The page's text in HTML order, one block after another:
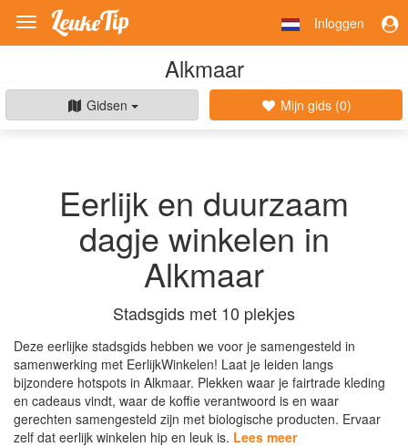
Toggle
navigation
Inloggen
Alkmaar
Gidsen Mijn gids (0)
Eerlijk en duurzaam
dagje winkelen in
Alkmaar
Stadsgids met 10 plekjes
Deze eerlijke stadsgids hebben we voor je samengesteld in
samenwerking met EerlijkWinkelen! Laat je leiden langs
bijzondere hotspots in Alkmaar. Plekken waar je fairtrade kleding
en cadeaus vindt, waar de koffie verantwoord is en waar
gerechten samengesteld zijn met biologische producten. Ervaar
zelf dat eerlijk winkelen hip en leuk is. Lees meer